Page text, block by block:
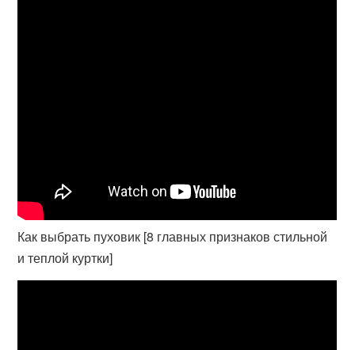
Как выбрать пуховик [8 главных признаков стильной
и теплой куртки]